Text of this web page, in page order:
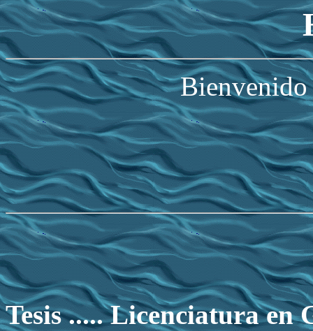
Bienvenido
Tesis ..... Licenciatura en